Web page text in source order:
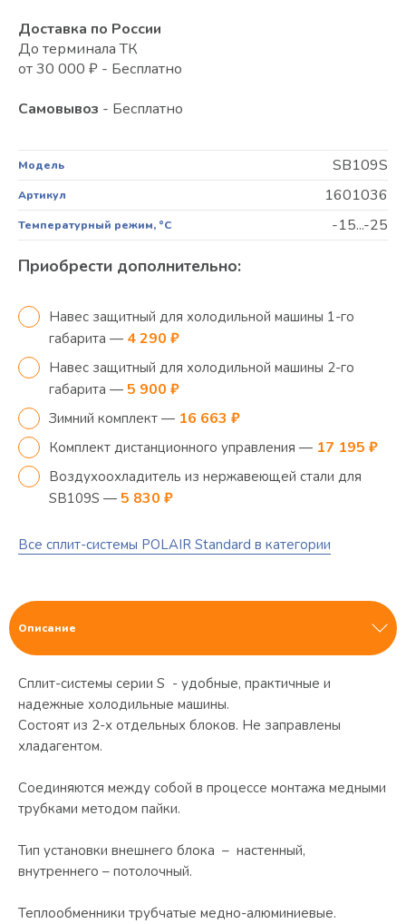
Модель SB109S
Артикул 1601036
Температурный режим, °C -15...-25
Приобрести дополнительно:
Навес защитный для холодильной машины 1-го
габарита — 4 290 ₽
Навес защитный для холодильной машины 2-го
габарита — 5 900 ₽
Зимний комплект — 16 663 ₽
Комплект дистанционного управления — 17 195 ₽
Воздухоохладитель из нержавеющей стали для
SB109S — 5 830 ₽
Все сплит-системы POLAIR Standard в категории
Доставка по России
До терминала ТК
от 30 000 ₽ - Бесплатно
Самовывоз - Бесплатно
Описание
Сплит-системы серии S - удобные, практичные и
надежные холодильные машины.
Состоят из 2-х отдельных блоков. Не заправлены
хладагентом.
Соединяются между собой в процессе монтажа медными
трубками методом пайки.
Тип установки внешнего блока – настенный,
внутреннего – потолочный.
Теплообменники трубчатые медно-алюминиевые.